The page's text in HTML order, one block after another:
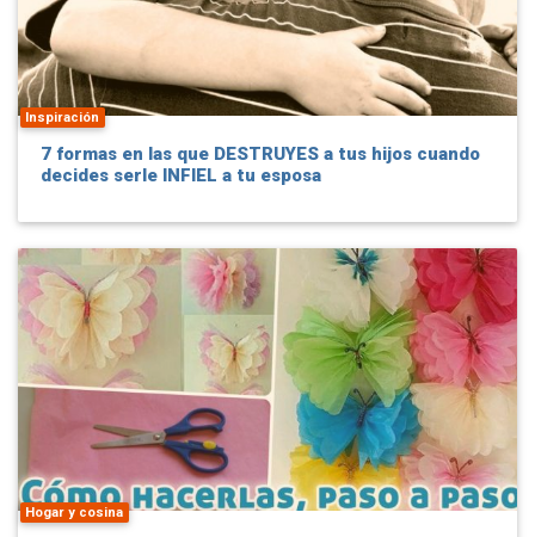
Inspiración
7 formas en las que DESTRUYES a tus hijos cuando
decides serle INFIEL a tu esposa
Hogar y cosina